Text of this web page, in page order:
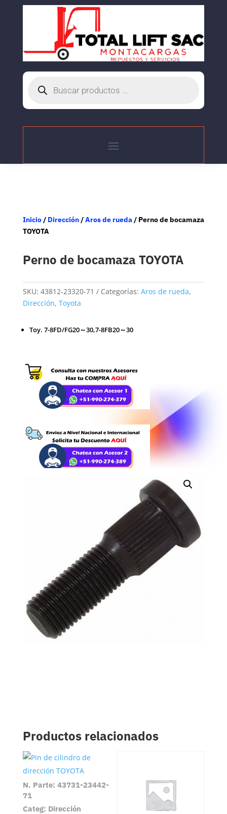
productos
Inicio/ Dirección/Aros de rueda/ Perno de bocamaza
TOYOTA
Perno de bocamaza TOYOTA
SKU: 43812-23320-71 Categorías: Aros de rueda,
Dirección, Toyota
Toy. 7-8FD/FG20～30,7-8FB20～30
Productos relacionados
N. Parte: 43731-23442-
71
Categ: Dirección